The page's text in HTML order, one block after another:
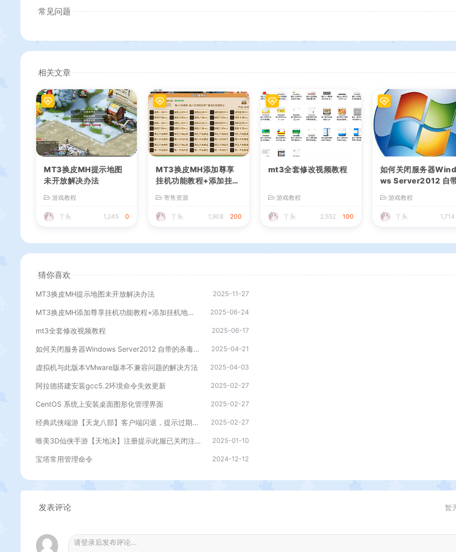
常见问题
相关文章
MT3换皮MH提示地图
未开放解决办法
游戏教程
丫头 1,245 0
MT3换皮MH添加尊享
挂机功能教程+添加挂机
寄售资源
丫头 1,908 200
mt3全套修改视频教程
游戏教程
丫头 2,552 100
如何关闭服务器
ws Server2012 自
游戏教程
丫头 1,714
猜你喜欢
MT3换皮MH提示地图未开放解决办法 2025-11-27
MT3换皮MH添加尊享挂机功能教程+添加挂机地图刷怪教程+视频教程 2025-06-24
mt3全套修改视频教程 2025-06-17
如何关闭服务器Windows Server2012 自带的杀毒程序 2025-04-21
虚拟机与此版本VMware版本不兼容问题的解决方法 2025-04-03
阿拉德搭建安装gcc5.2环境命令失效更新 2025-02-27
CentOS 系统上安装桌面图形化管理界面 2025-02-27
经典武侠端游【天龙八部】客户端闪退，提示过期等修复插件 2025-02-27
唯美3D仙侠手游【天地决】注册提示此服已关闭注册解决办法 2025-01-10
宝塔常用管理命令 2024-12-12
发表评论 暂